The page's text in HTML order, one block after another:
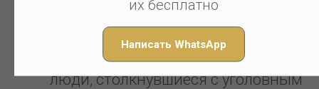
их бесплатно
Написать WhatsApp
Жизнь после уголовного дела
Даже после принятия вердикта
жизнь продолжается. Многие
люди, столкнувшиеся с уголовным